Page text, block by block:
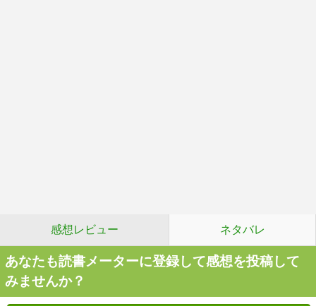
感想レビュー ネタバレ
あなたも読書メーターに登録して感想を投稿して
みませんか？